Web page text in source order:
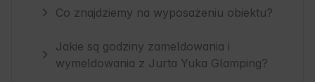
Co znajdziemy na wyposażeniu obiektu?
Jakie są godziny zameldowania i
wymeldowania z Jurta Yuka Glamping?